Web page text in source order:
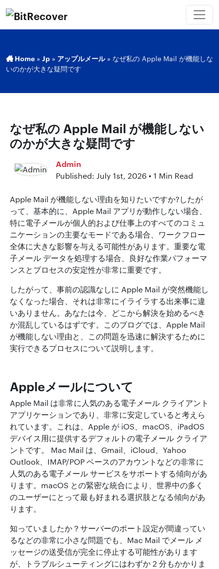
Home » Jp » アップルメール » なぜ私の Apple Mail が機能しな
いのかが大きな疑問です
なぜ私の Apple Mail が機能しない
のかが大きな疑問です
Admin
Published: July 1st, 2026 • 1 Min Read
Apple Mail が機能しない理由を知りたいですか?したが
って、基本的に、Apple Mail アプリが動作しない場合、
特に電子メールが個人的および仕事上のすべてのコミュ
ニケーションの主要なモードである場合、ワークフロー
全体に大きな影響を与える可能性があります。重要な電
子メール データを処理する場合、良好な作業パフォーマ
ンスとプロセスの安定性が非常に重要です。
したがって、事前の認識なしに Apple Mail が突然機能し
なくなった場合、それは非常にイライラする出来事に違
いありません。あなたは今、どこから解決を始めるべき
か混乱しているはずです。このブログでは、Apple Mail
が機能しない理由と、この問題を迅速に解決するために
実行できるプロセスについて説明します。
Appleメールについて
Apple Mail は非常に人気のある電子メール クライアント
アプリケーションであり、非常に安定していると考えら
れています。これは、Apple が iOS、macOS、iPadOS
デバイス用に提供するデフォルトの電子メール クライア
ントです。 Mac Mail は、Gmail、iCloud、Yahoo
Outlook、IMAP/POP ベースのアカウントなどの非常に
人気のある電子メール サービスをサポートする傾向があ
ります。macOS との緊密な統合により、世界中の多く
のユーザーにとって最も好まれる選択肢となる傾向があ
ります。
知っていましたか？サーバーのポート設定が間違ってい
るなどの非常に小さな問題でも、Mac Mail でメール メ
ッセージの送受信が完全に停止する可能性があります
が、トラブルシューティングにはわずか 2 分もかかりま